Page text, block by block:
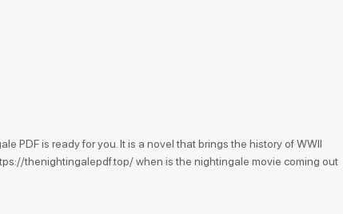
PDF is ready for you. It is a novel that brings the history of WWII
thenightingalepdf.top/ when is the nightingale movie coming out